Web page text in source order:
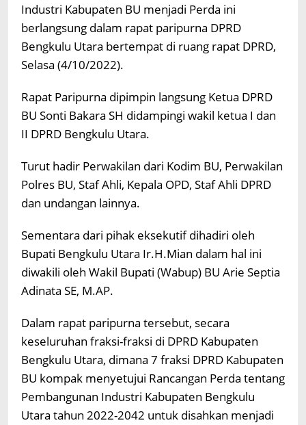
Industri Kabupaten BU menjadi Perda ini
berlangsung dalam rapat paripurna DPRD
Bengkulu Utara bertempat di ruang rapat DPRD,
Selasa (4/10/2022).
Rapat Paripurna dipimpin langsung Ketua DPRD
BU Sonti Bakara SH didampingi wakil ketua I dan
II DPRD Bengkulu Utara.
Turut hadir Perwakilan dari Kodim BU, Perwakilan
Polres BU, Staf Ahli, Kepala OPD, Staf Ahli DPRD
dan undangan lainnya.
Sementara dari pihak eksekutif dihadiri oleh
Bupati Bengkulu Utara Ir.H.Mian dalam hal ini
diwakili oleh Wakil Bupati (Wabup) BU Arie Septia
Adinata SE, M.AP.
Dalam rapat paripurna tersebut, secara
keseluruhan fraksi-fraksi di DPRD Kabupaten
Bengkulu Utara, dimana 7 fraksi DPRD Kabupaten
BU kompak menyetujui Rancangan Perda tentang
Pembangunan Industri Kabupaten Bengkulu
Utara tahun 2022-2042 untuk disahkan menjadi